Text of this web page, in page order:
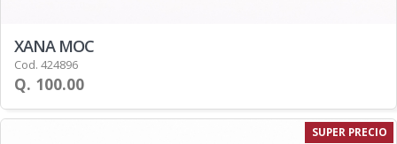
XANA MOC
Cod. 424896
Q. 100.00
SUPER PRECIO